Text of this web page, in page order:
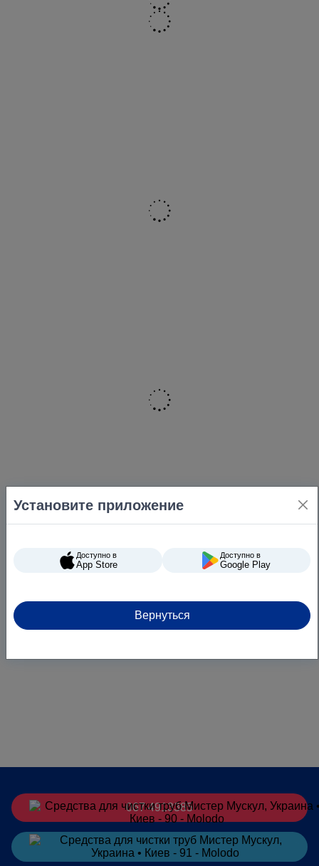
067 4913385
Заказатьв Telegram
Установите приложение
Доступно в
App Store
Доступно в
Google Play
Вернуться